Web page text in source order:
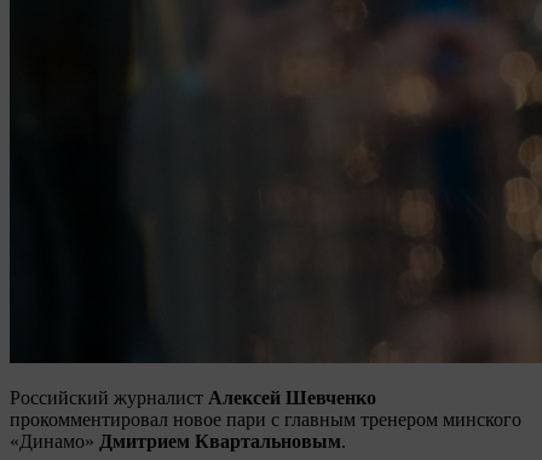
Российский журналист Алексей Шевченко
прокомментировал новое пари с главным тренером минского
«Динамо» Дмитрием Квартальновым.